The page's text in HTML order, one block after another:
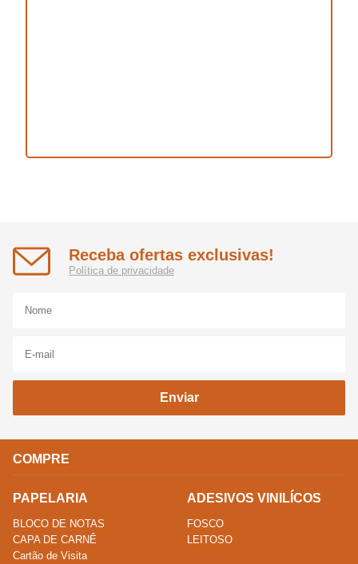
Receba ofertas exclusivas!
Política de privacidade
Enviar
COMPRE
PAPELARIA
BLOCO DE NOTAS
CAPA DE CARNÊ
Cartão de Visita
ADESIVOS VINILÍCOS
FOSCO
LEITOSO